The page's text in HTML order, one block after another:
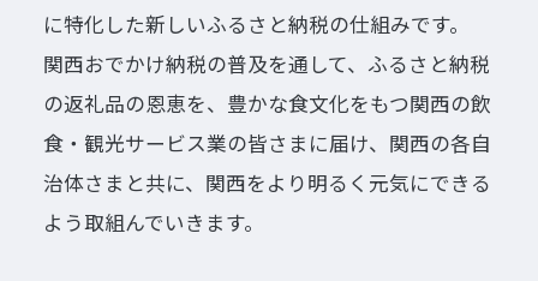
に特化した新しいふるさと納税の仕組みです。
関西おでかけ納税の普及を通して、ふるさと納税
の返礼品の恩恵を、豊かな食文化をもつ関西の飲
食・観光サービス業の皆さまに届け、関西の各自
治体さまと共に、関西をより明るく元気にできる
よう取組んでいきます。